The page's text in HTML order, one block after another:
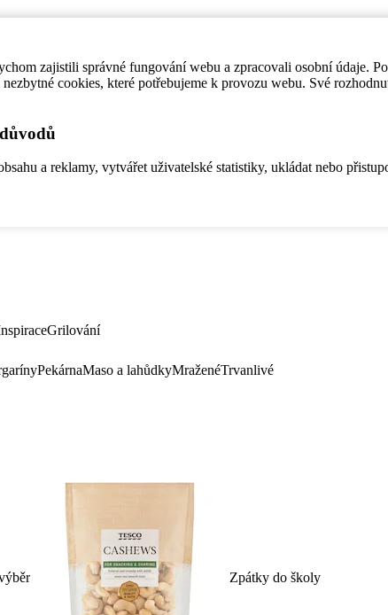
zajistili správné fungování webu a zpracovali osobní údaje.
cookies, které potřebujeme k provozu webu. Své
a reklamy, vytvářet uživatelské statistiky, ukládat nebo
Grilování
PekárnaMaso a lahůdkyMraženéTrvanlivé
Zpátky do školy